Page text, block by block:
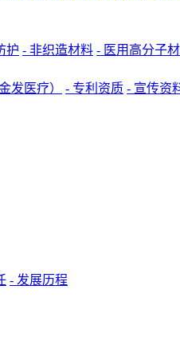
护 - 非织造材料 - 医用高分子
发医疗） - 专利资质 - 宣传资
- 发展历程